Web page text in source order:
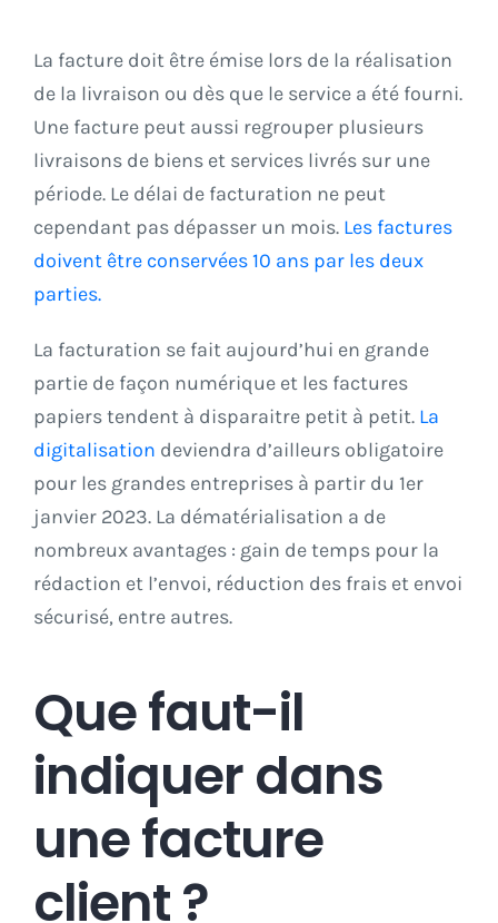
La facture doit être émise lors de la réalisation
de la livraison ou dès que le service a été fourni.
Une facture peut aussi regrouper plusieurs
livraisons de biens et services livrés sur une
période. Le délai de facturation ne peut
cependant pas dépasser un mois. Les factures
doivent être conservées 10 ans par les deux
parties.
La facturation se fait aujourd’hui en grande
partie de façon numérique et les factures
papiers tendent à disparaitre petit à petit. La
digitalisation deviendra d’ailleurs obligatoire
pour les grandes entreprises à partir du 1er
janvier 2023. La dématérialisation a de
nombreux avantages : gain de temps pour la
rédaction et l’envoi, réduction des frais et envoi
sécurisé, entre autres.
Que faut-il
indiquer dans
une facture
client ?